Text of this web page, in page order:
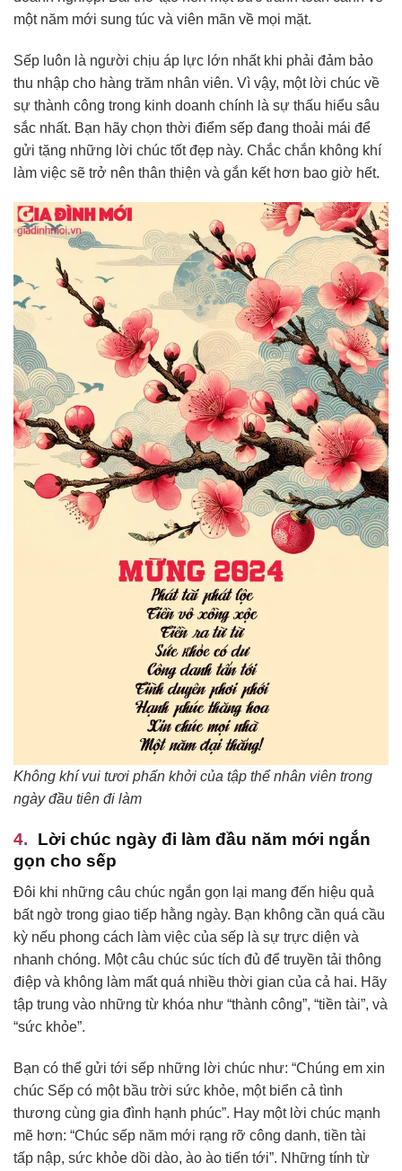
một năm mới sung túc và viên mãn về mọi mặt.
Sếp luôn là người chịu áp lực lớn nhất khi phải đảm bảo
thu nhập cho hàng trăm nhân viên. Vì vậy, một lời chúc về
sự thành công trong kinh doanh chính là sự thấu hiểu sâu
sắc nhất. Bạn hãy chọn thời điểm sếp đang thoải mái để
gửi tặng những lời chúc tốt đẹp này. Chắc chắn không khí
làm việc sẽ trở nên thân thiện và gắn kết hơn bao giờ hết.
Không khí vui tươi phấn khởi của tập thể nhân viên trong
ngày đầu tiên đi làm
Lời chúc ngày đi làm đầu năm mới ngắn
gọn cho sếp
Đôi khi những câu chúc ngắn gọn lại mang đến hiệu quả
bất ngờ trong giao tiếp hằng ngày. Bạn không cần quá cầu
kỳ nếu phong cách làm việc của sếp là sự trực diện và
nhanh chóng. Một câu chúc súc tích đủ để truyền tải thông
điệp và không làm mất quá nhiều thời gian của cả hai. Hãy
tập trung vào những từ khóa như “thành công”, “tiền tài”, và
“sức khỏe”.
Bạn có thể gửi tới sếp những lời chúc như: “Chúng em xin
chúc Sếp có một bầu trời sức khỏe, một biển cả tình
thương cùng gia đình hạnh phúc”. Hay một lời chúc mạnh
mẽ hơn: “Chúc sếp năm mới rạng rỡ công danh, tiền tài
tấp nập, sức khỏe dồi dào, ào ào tiến tới”. Những tính từ